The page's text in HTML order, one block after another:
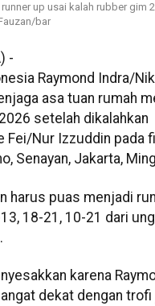
up usai kalah rubber gim
bar
-
Raymond Indra/
asa tuan rumah
setelah dikalahkan
Fei/Nur Izzuddin pada
Senayan, Jakarta,
harus puas menjadi
18-21, 10-21 dari
karena
dekat dengan trofi